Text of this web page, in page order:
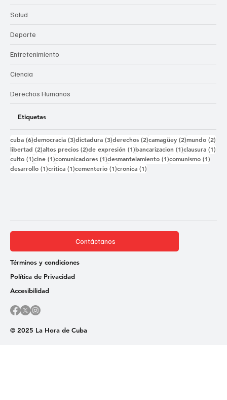
Salud
Deporte
Entretenimiento
Ciencia
Derechos Humanos
Etiquetas
cuba (6)6 entradas
democracia (3)3 entradas
dictadura (3)3 entradas
derechos (2)2 entradas
camagüey (2)2 entradas
mundo (2)
libertad (2)2 entradas
altos precios (2)2 entradas
de expresión (1)1 entrada
bancarizacion (1)1 entrada
clausura (1)
culto (1)1 entrada
cine (1)1 entrada
comunicadores (1)1 entrada
desmantelamiento (1)1 entrada
comunismo (1)
desarrollo (1)1 entrada
critica (1)1 entrada
cementerio (1)1 entrada
cronica (1)
© 2025 La Hora de Cuba
Contáctanos
Términos y condiciones
Política de Privacidad
Accesibilidad